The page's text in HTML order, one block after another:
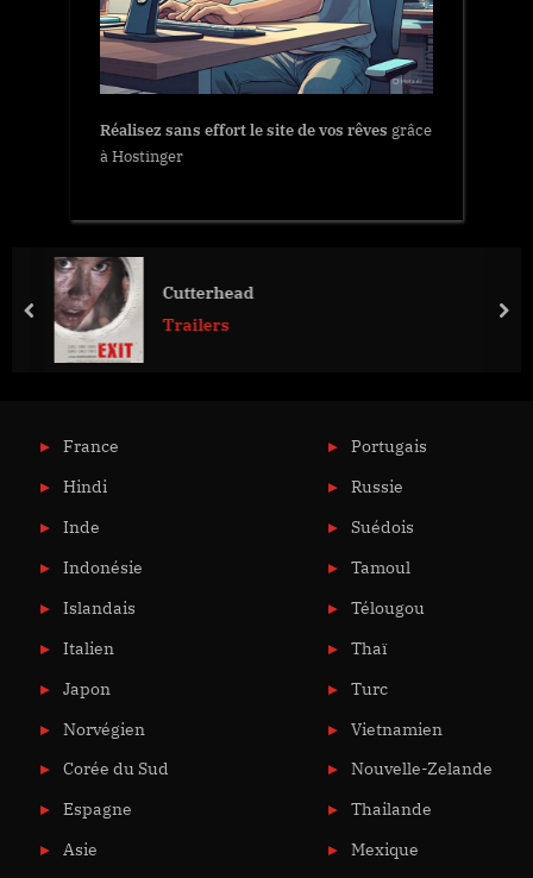
Réalisez sans effort le site de vos rêves grâce
à Hostinger
Cutterhead
Trailers
prev
France
Hindi
Inde
Indonésie
Islandais
Italien
Japon
Norvégien
Corée du Sud
Espagne
Asie
Portugais
Russie
Suédois
Tamoul
Télougou
Thaï
Turc
Vietnamien
Nouvelle-Zelande
Thailande
Mexique